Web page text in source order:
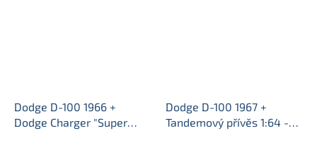
Dodge D-100 1966 +
Dodge Charger "Super
Dodge D-100 1967 +
Tandemový přívěs 1:64 -